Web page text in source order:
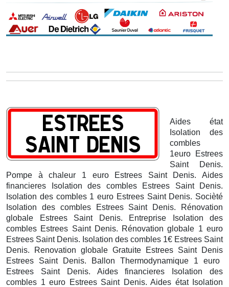
Aides état
Isolation des
combles
1euro Estrees
Saint Denis.
Pompe à chaleur 1 euro Estrees Saint Denis. Aides
financieres Isolation des combles Estrees Saint Denis.
Isolation des combles 1 euro Estrees Saint Denis. Socièté
Isolation des combles Estrees Saint Denis. Rénovation
globale Estrees Saint Denis. Entreprise Isolation des
combles Estrees Saint Denis. Rénovation globale 1 euro
Estrees Saint Denis. Isolation des combles 1€ Estrees Saint
Denis. Renovation globale Gratuite Estrees Saint Denis
Estrees Saint Denis.
Ballon Thermodynamique 1 euro
Estrees Saint Denis. Aides financieres Isolation des
combles 1 euro Estrees Saint Denis. Aides état Isolation